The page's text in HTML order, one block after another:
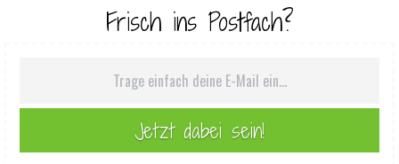
Frisch ins Postfach?